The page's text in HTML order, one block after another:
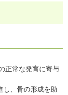
正常な発育に寄与
し、骨の形成を助